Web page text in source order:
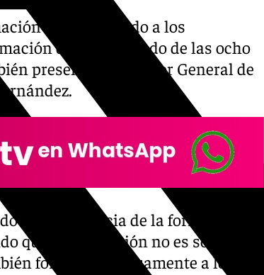
ha congregado a los
del profesorado de las ocho
presente el Director General de
la importancia de la formación
que «la educación no es solo
formar continuamente a los